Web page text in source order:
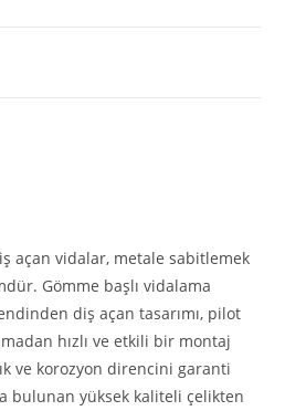
açan vidalar, metale sabitlemek
Gömme başlı vidalama
diş açan tasarımı, pilot
hızlı ve etkili bir montaj
ve korozyon direncini garanti
bulunan yüksek kaliteli çelikten